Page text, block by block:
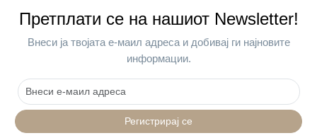
Претплати се на нашиот Newsletter!
Внеси ја твојата е-маил адреса и добивај ги најновите
информации.
Регистрирај се